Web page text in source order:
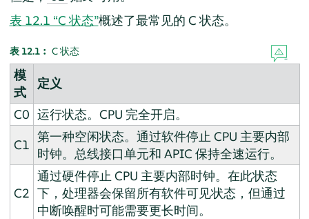
表 12.1 “C 状态”概述了最常见的 C 状态。
表 12.1︰ C 状态
模
式
定义
C0 运行状态。CPU 完全开启。
C1
第一种空闲状态。通过软件停止 CPU 主要内部
时钟。总线接口单元和 APIC 保持全速运行。
C2
通过硬件停止 CPU 主要内部时钟。在此状态
下，处理器会保留所有软件可见状态，但通过
中断唤醒时可能需要更长时间。